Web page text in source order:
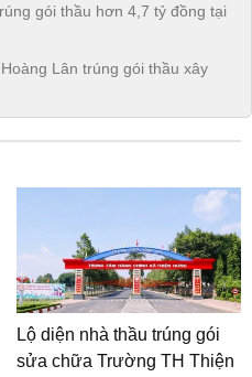
gói thầu hơn 4,7 tỷ đồng tại
Lân trúng gói thầu xây
Lộ diện nhà thầu trúng gói
sửa chữa Trường TH Thiện